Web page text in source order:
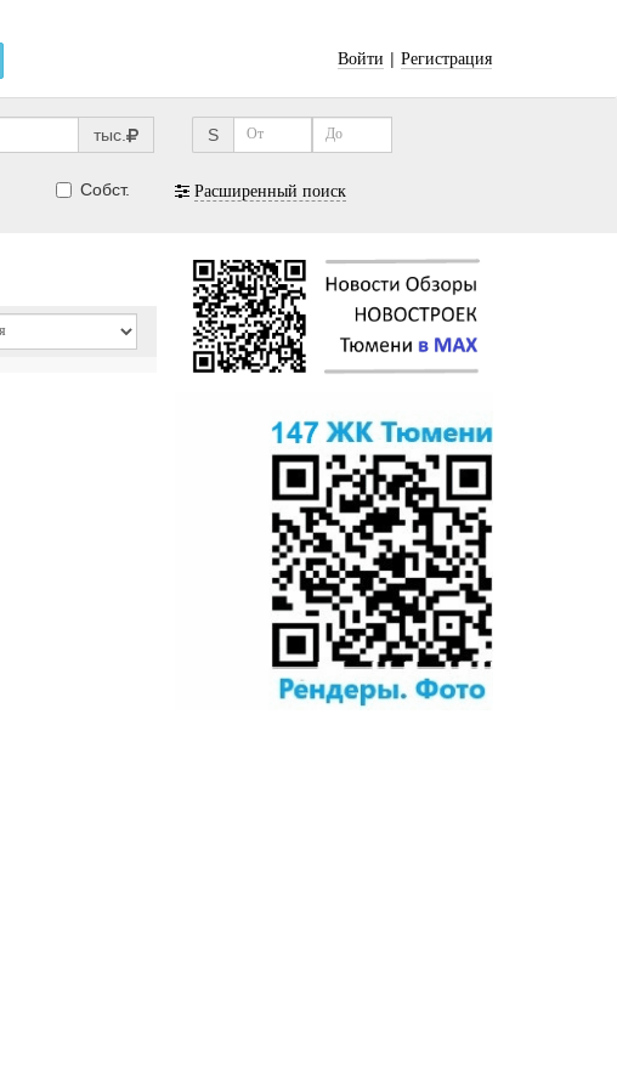
Войти | Регистрация
тыс. S
Собст. Расширенный поиск